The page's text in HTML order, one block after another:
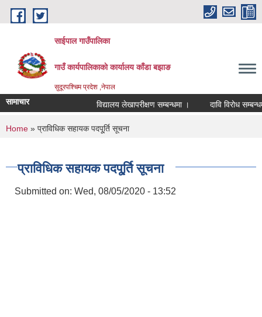
Skip to main content
साईपाल गाउँपालिका
गाउँ कार्यपालिकाकाे कार्यालय काँडा बझाङ
सुदूरपश्चिम प्रदेश ,नेपाल
सामाचार विद्यालय लेखापरीक्षण सम्बन्धमा । दावि विरोध
You are here
Home » प्राविधिक सहायक पदपू्र्ति सूचना
प्राविधिक सहायक पदपू्र्ति सूचना
Submitted on: Wed, 08/05/2020 - 13:52